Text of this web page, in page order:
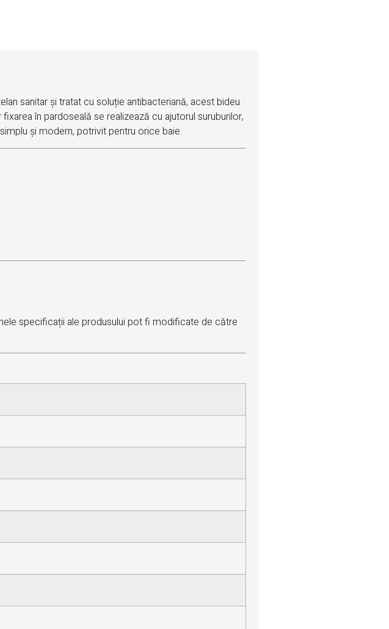
sanitar și tratat cu soluție antibacteriană, acest bideu
în pardoseală se realizează cu ajutorul suruburilor,
și modern, potrivit pentru orice baie.
specificații ale produsului pot fi modificate de către